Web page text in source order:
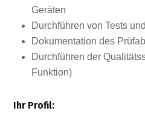
Geräten
Durchführen von Tests
Dokumentation des
Durchführen der
Funktion)
Ihr Profil: